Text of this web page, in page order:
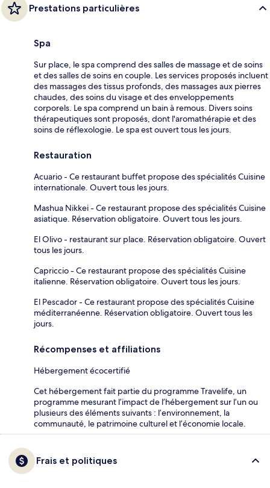
Prestations particulières
Spa
Sur place, le spa comprend des salles de massage et de soins
et des salles de soins en couple. Les services proposés incluent
des massages des tissus profonds, des massages aux pierres
chaudes, des soins du visage et des enveloppements
corporels. Le spa comprend un bain à remous. Divers soins
thérapeutiques sont proposés, dont l'aromathérapie et des
soins de réflexologie. Le spa est ouvert tous les jours.
Restauration
Acuario - Ce restaurant buffet propose des spécialités Cuisine
internationale. Ouvert tous les jours.
Mashua Nikkei - Ce restaurant propose des spécialités Cuisine
asiatique. Réservation obligatoire. Ouvert tous les jours.
El Olivo - restaurant sur place. Réservation obligatoire. Ouvert
tous les jours.
Capriccio - Ce restaurant propose des spécialités Cuisine
italienne. Réservation obligatoire. Ouvert tous les jours.
El Pescador - Ce restaurant propose des spécialités Cuisine
méditerranéenne. Réservation obligatoire. Ouvert tous les
jours.
Récompenses et affiliations
Hébergement écocertifié
Cet hébergement fait partie du programme Travelife, un
programme mesurant l’impact de l’hébergement sur l’un ou
plusieurs des éléments suivants : l’environnement, la
communauté, le patrimoine culturel et l’économie locale.
Frais et politiques